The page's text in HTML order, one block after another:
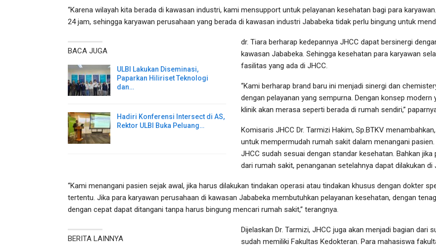
“Karena wilayah kita berada di kawasan industri, kami mensupport untuk pelayanan kesehatan bagi para
24 jam, sehingga karyawan perusahaan yang berada di kawasan industri Jababeka tidak perlu bingung untuk
BACA JUGA
ULBI Lakukan Diseminasi,
Paparkan Hiliriset Teknologi
dan…
Hadiri Konferensi Intersect di AS,
Rektor ULBI Buka Peluang…
dr. Tiara berharap kedepannya JHCC dapat bersinergi
kawasan Jababeka. Sehingga kesehatan para karyawan
fasilitas yang ada di JHCC.
“Kami berharap brand baru ini menjadi sinergi dan
dengan pelayanan yang sempurna. Dengan konsep
klinik akan merasa seperti berada di rumah sendiri,”
Komisaris JHCC Dr. Tarmizi Hakim, Sp.BTKV
untuk mempermudah rumah sakit dalam menangani
JHCC sudah sesuai dengan standar kesehatan. Bahkan
dari rumah sakit, penanganan setelahnya dapat dilakukan di
“Kami menangani pasien sejak awal, jika harus dilakukan tindakan operasi atau tindakan khusus dengan dokter
tertentu. Jika para karyawan perusahaan di kawasan Jababeka membutuhkan pelayanan kesehatan, dengan
dengan cepat dapat ditangani tanpa harus bingung mencari rumah sakit,” terangnya.
BERITA LAINNYA
Dijelaskan Dr. Tarmizi, JHCC juga akan menjadi bagian dari
sudah memiliki Fakultas Kedokteran. Para mahasiswa